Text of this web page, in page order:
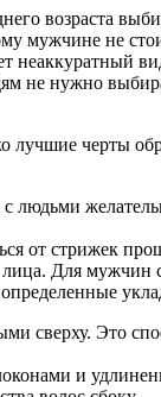
возраста
мужчине не
неаккуратный
нужно
черты
стрижек
лица. Для
сверху. Это
и